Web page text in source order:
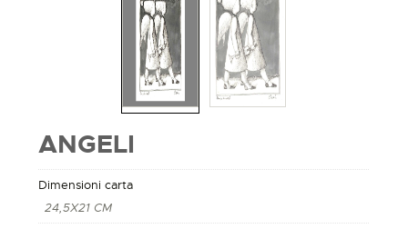
ANGELI
Dimensioni carta
24,5X21 CM